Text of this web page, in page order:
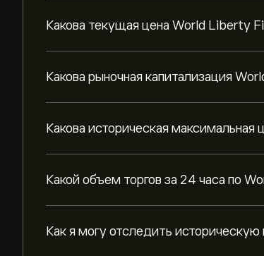
Какова текущая цена World Liberty
Какова рыночная капитализация
Какова историческая
Какой объем торгов за 24 часа по
Как я могу отследить